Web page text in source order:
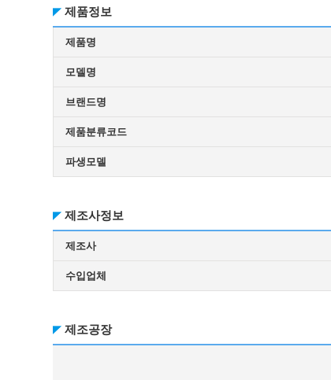
제품정보
제품명
모델명
브랜드명
제품분류코드
파생모델
제조사정보
제조사
수입업체
제조공장